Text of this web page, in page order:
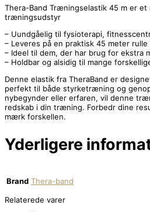
Thera-Band Træningselastik 45 m er
træningsudstyr
– Uundgåelig til fysioterapi,
– Leveres på en praktisk 45 meter
– Ideel til dem, der har brug for ekstra
– Holdbar og alsidig til mange
Denne elastik fra TheraBand er
perfekt til både styrketræning og
nybegynder eller erfaren, vil denne
redskab i din træning. Forbedr dine
mærk forskellen.
Yderligere
Brand Thera-band
Relaterede varer